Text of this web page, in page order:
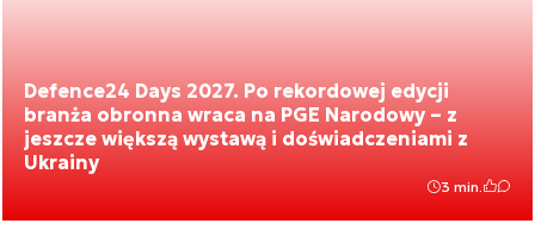
Defence24 Days 2027. Po rekordowej edycji
branża obronna wraca na PGE Narodowy – z
jeszcze większą wystawą i doświadczeniami z
Ukrainy
3 min.